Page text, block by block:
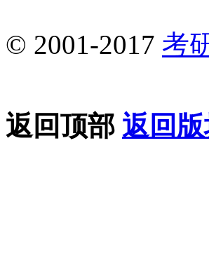
© 2001-2017 考
返回顶部 返回